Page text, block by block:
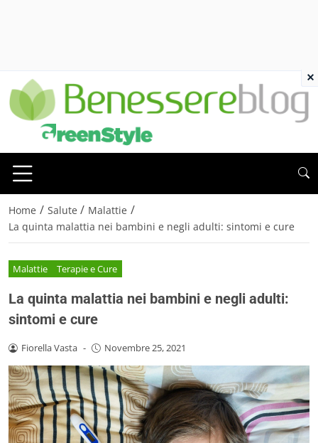
Home / Salute / Malattie /
La quinta malattia nei bambini e negli adulti: sintomi e cure
Malattie Terapie e Cure
La quinta malattia nei bambini e negli adulti:
sintomi e cure
Fiorella Vasta - Novembre 25, 2021
×